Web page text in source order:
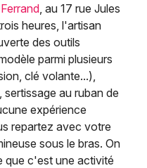
, au 17 rue Jules
heures, l'artisan
des outils
parmi plusieurs
clé volante...),
au ruban de
expérience
repartez avec votre
sous le bras. On
que c'est une activité